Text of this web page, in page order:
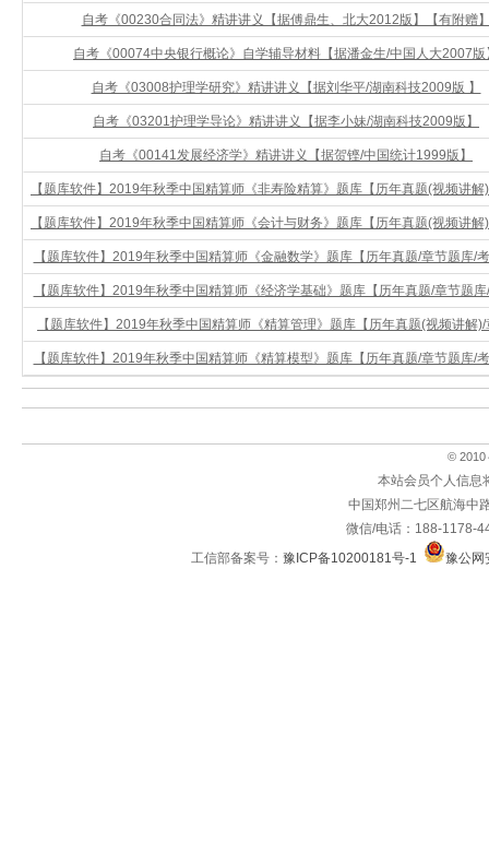
自考《00230合同法》精讲讲义【据傅鼎生、北大2012版】【有附赠
自考《00074中央银行概论》自学辅导材料【据潘金生/中国人大2007版
自考《03008护理学研究》精讲讲义【据刘华平/湖南科技2009版 】
自考《03201护理学导论》精讲讲义【据李小妹/湖南科技2009版】
自考《00141发展经济学》精讲讲义【据贺铿/中国统计1999版】
【题库软件】2019年秋季中国精算师《非寿险精算》题库【历年真题(视频讲解
【题库软件】2019年秋季中国精算师《会计与财务》题库【历年真题(视频讲解
【题库软件】2019年秋季中国精算师《金融数学》题库【历年真题/章节题库/
【题库软件】2019年秋季中国精算师《经济学基础》题库【历年真题/章节题库
【题库软件】2019年秋季中国精算师《精算管理》题库【历年真题(视频讲解)/
【题库软件】2019年秋季中国精算师《精算模型》题库【历年真题/章节题库/
© 2010
本站会员个人信息
中国郑州二七区航海中
微信/电话：188-1178-
工信部备案号： 豫ICP备10200181号-1 豫公网